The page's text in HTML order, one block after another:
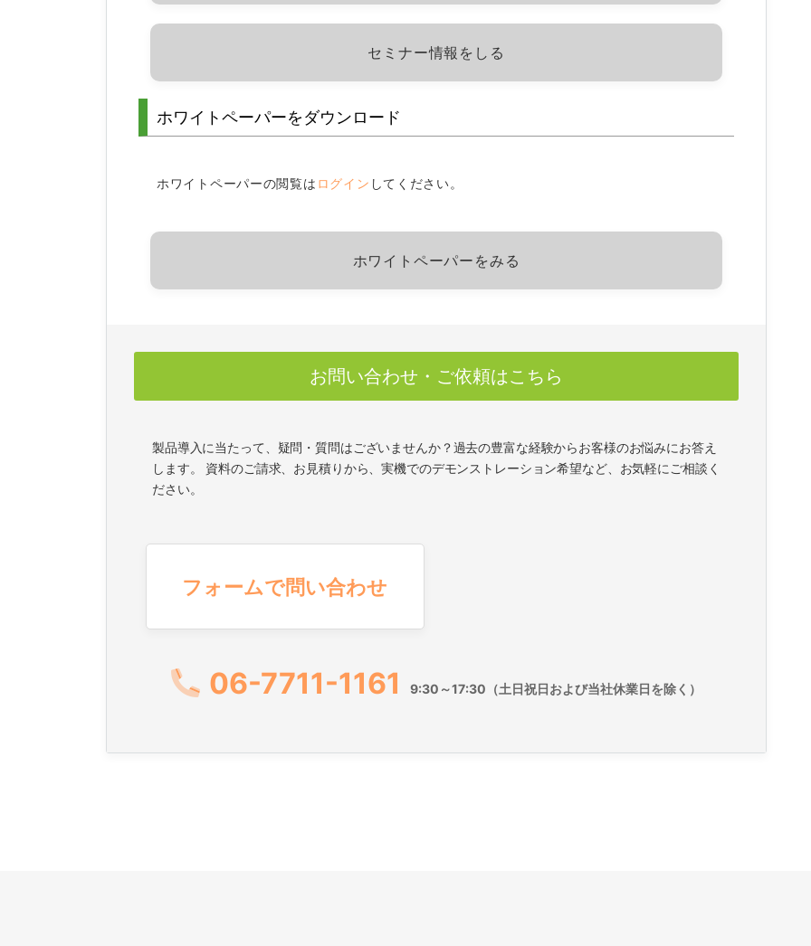
セミナー情報をしる
ホワイトペーパーをダウンロード
ホワイトペーパーの閲覧は ログイン してください。
ホワイトペーパーをみる
お問い合わせ・ご依頼はこちら
製品導入に当たって、疑問・質問はございませんか？過去の豊富な経験からお客様のお悩みにお答え
します。 資料のご請求、お見積りから、実機でのデモンストレーション希望など、お気軽にご相談く
ださい。
フォームで問い合わせ
06-7711-1161 9:30～17:30（土日祝日および当社休業日を除く）